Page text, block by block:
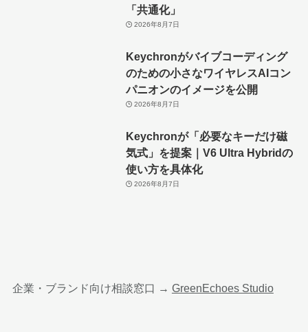
「共通化」
2026年8月7日
Keychronがバイブコーディング
のための小さなワイヤレスAIコン
パニオンのイメージを公開
2026年8月7日
Keychronが「必要なキーだけ磁
気式」を提案｜V6 Ultra Hybridの
使い方を具体化
2026年8月7日
企業・ブランド向け相談窓口 → GreenEchoes Studio